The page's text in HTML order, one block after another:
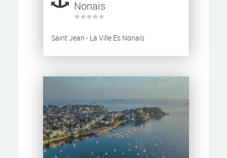
Nonais
Saint Jean - La Ville Es Nonais